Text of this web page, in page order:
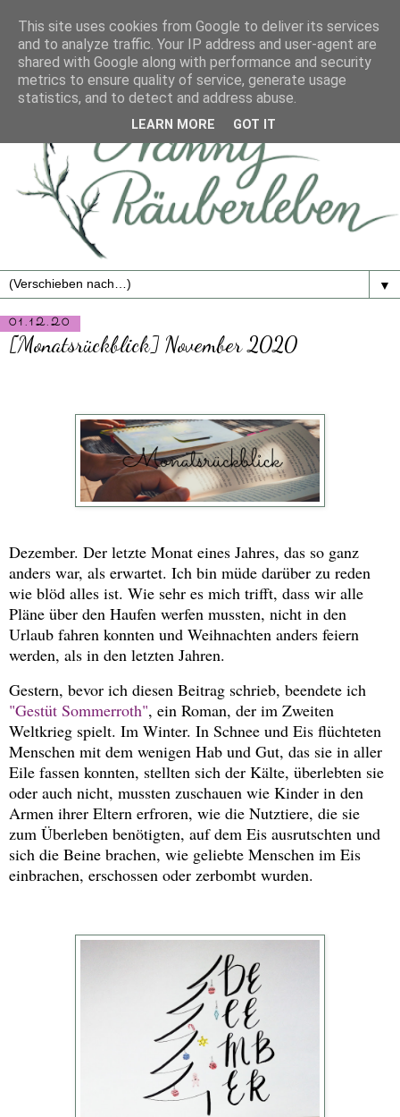
▼
01.12.20
[Monatsrückblick] November 2020
Dezember. Der letzte Monat eines Jahres, das so ganz
anders war, als erwartet. Ich bin müde darüber zu reden
wie blöd alles ist. Wie sehr es mich trifft, dass wir alle
Pläne über den Haufen werfen mussten, nicht in den
Urlaub fahren konnten und Weihnachten anders feiern
werden, als in den letzten Jahren.
Gestern, bevor ich diesen Beitrag schrieb, beendete ich
"Gestüt Sommerroth", ein Roman, der im Zweiten
Weltkrieg spielt. Im Winter. In Schnee und Eis flüchteten
Menschen mit dem wenigen Hab und Gut, das sie in aller
Eile fassen konnten, stellten sich der Kälte, überlebten sie
oder auch nicht, mussten zuschauen wie Kinder in den
Armen ihrer Eltern erfroren, wie die Nutztiere, die sie
zum Überleben benötigten, auf dem Eis ausrutschten und
sich die Beine brachen, wie geliebte Menschen im Eis
einbrachen, erschossen oder zerbombt wurden.
This site uses cookies from Google to deliver its services
and to analyze traffic. Your IP address and user-agent are
shared with Google along with performance and security
metrics to ensure quality of service, generate usage
statistics, and to detect and address abuse.
LEARN MORE GOT IT